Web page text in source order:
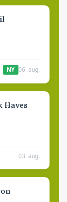
NY 06. aug.
03. aug.